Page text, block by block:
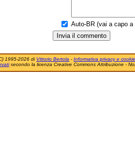
Auto-BR (vai a capo a
1995-2026 di Vittorio Bertola - Informativa privacy e cookie
secondo la licenza Creative Commons Attribuzione -